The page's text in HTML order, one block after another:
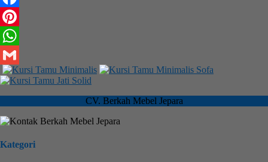
Facebook
Pinterest
WhatsApp
Gmail
CV. Berkah Mebel Jepara
Kategori